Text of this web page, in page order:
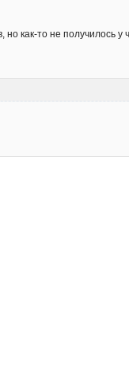
comparison of
comparison of
Error 1
64bit)
как-то не получилось у